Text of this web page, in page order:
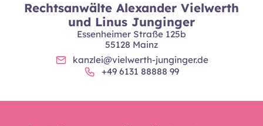
Rechtsanwälte Alexander Vielwerth
und Linus Junginger
Essenheimer Straße 125b
55128 Mainz
kanzlei@vielwerth-junginger.de
+49 6131 88888 99